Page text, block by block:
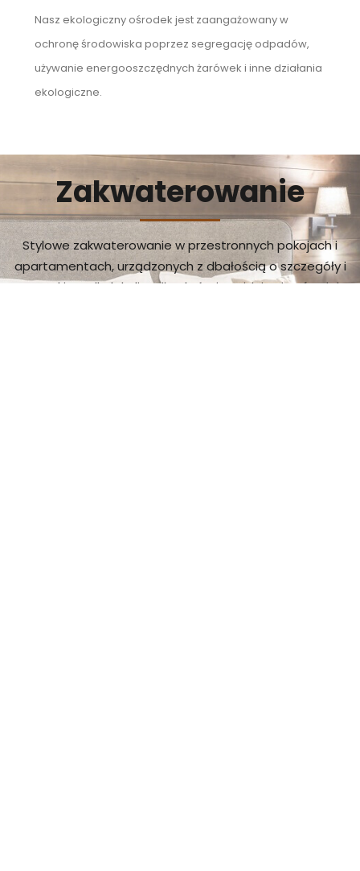
Nasz ekologiczny ośrodek jest zaangażowany w
ochronę środowiska poprzez segregację odpadów,
używanie energooszczędnych żarówek i inne działania
ekologiczne.
Zakwaterowanie
Stylowe zakwaterowanie w przestronnych pokojach i
apartamentach, urządzonych z dbałością o szczegóły i
szacunkiem dla lokalizacji, w której znajduje się ośrodek.